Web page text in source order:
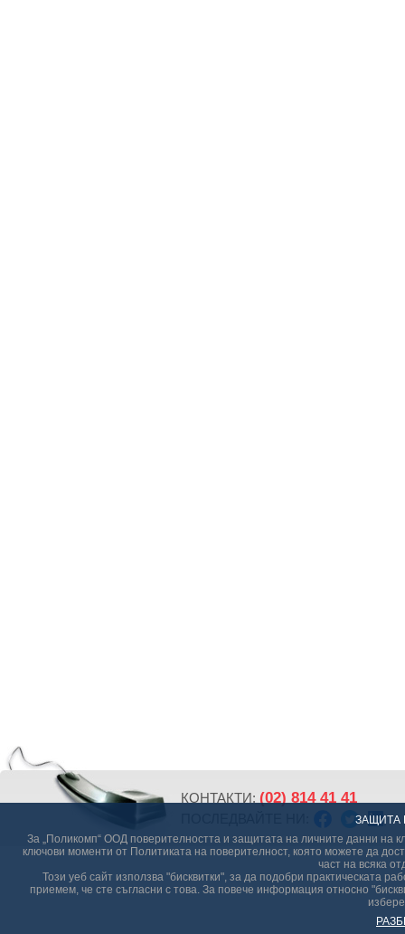
ЗАЩИТА
За „Поликомп“ ООД поверителността и защитата на личните данни на
ключови моменти от Политиката на поверителност, която можете да
част на всяка
Този уеб сайт използва "бисквитки", за да подобри практическата
приемем, че сте съгласни с това. За повече информация относно
КОНТАКТИ: (02) 814 41 41